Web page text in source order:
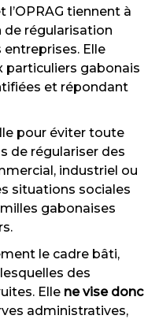
tiennent à
régularisation
Elle
particuliers gabonais
et répondant
pour éviter toute
de régulariser des
industriel ou
situations sociales
gabonaises
le cadre bâti,
des
Elle ne vise donc
administratives,